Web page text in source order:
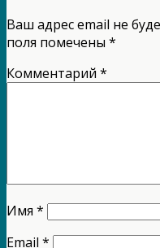
Ваш адрес email не
поля помечены *
Комментарий *
Имя *
Email *